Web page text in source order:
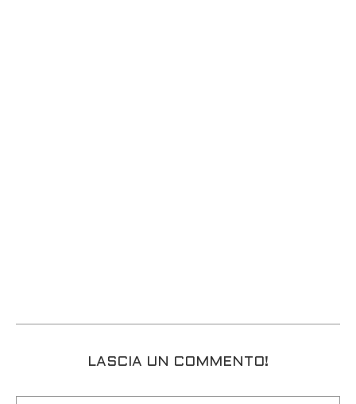
LASCIA UN COMMENTO!